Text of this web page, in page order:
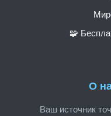
О
Ваш источник
🧩